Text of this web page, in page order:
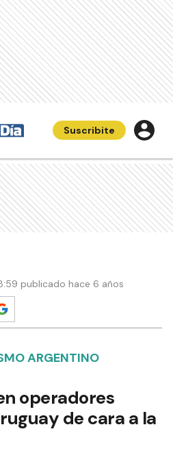
Suscribite
publicado hace 6 años
ARGENTINO
operadores
de cara a la